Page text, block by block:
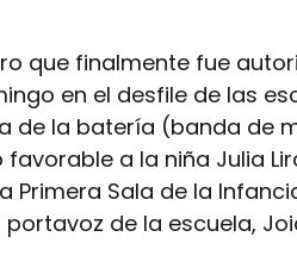
que finalmente fue
en el desfile de las
de la batería (banda de
favorable a la niña Julia
Primera Sala de la
de la escuela,